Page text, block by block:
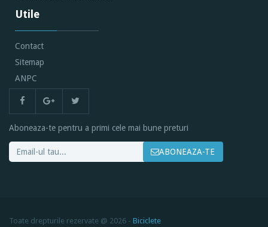
Utile
Contact
Sitemap
ANPC
Aboneaza-te pentru a primi cele mai bune preturi
ABONEAZA-TE
Toate drepturile rezervate @ 2026 - Biciclete